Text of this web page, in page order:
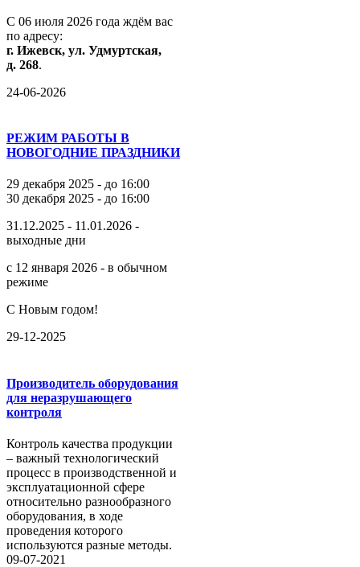
С 06 июля 2026 года ждём вас
по адресу:
г. Ижевск, ул. Удмуртская,
д. 268.
24-06-2026
РЕЖИМ РАБОТЫ В
НОВОГОДНИЕ ПРАЗДНИКИ
29 декабря 2025 - до 16:00
30 декабря 2025 - до 16:00
31.12.2025 - 11.01.2026 -
выходные дни
с 12 января 2026 - в обычном
режиме
С Новым годом!
29-12-2025
Производитель оборудования
для неразрушающего
контроля
Контроль качества продукции
– важный технологический
процесс в производственной и
эксплуатационной сфере
относительно разнообразного
оборудования, в ходе
проведения которого
используются разные методы.
09-07-2021